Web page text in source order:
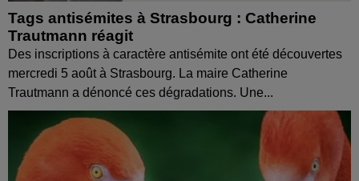
Tags antisémites à Strasbourg : Catherine
Trautmann réagit
Des inscriptions à caractère antisémite ont été découvertes
mercredi 5 août à Strasbourg. La maire Catherine
Trautmann a dénoncé ces dégradations. Une...